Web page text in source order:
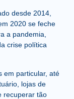
desde 2014,
2020 se feche
a pandemia,
crise política
em particular, até
lojas de
recuperar tão